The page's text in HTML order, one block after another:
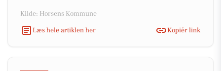
Kilde: Horsens Kommune
Læs hele artiklen her
Kopiér link